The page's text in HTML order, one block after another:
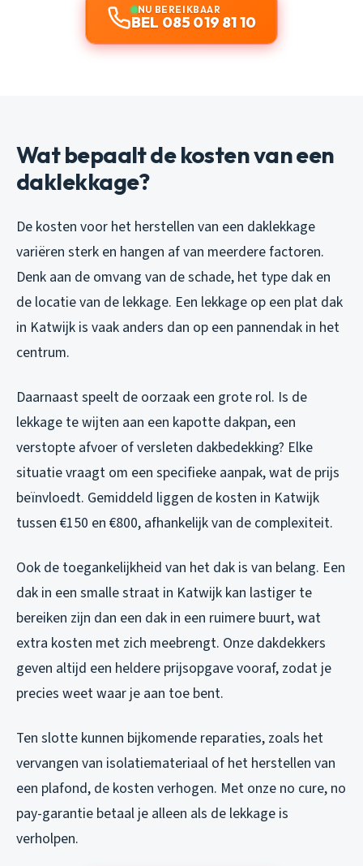
NU BEREIKBAAR
BEL 085 019 81 10
Wat bepaalt de kosten van een
daklekkage?
De kosten voor het herstellen van een daklekkage
variëren sterk en hangen af van meerdere factoren.
Denk aan de omvang van de schade, het type dak en
de locatie van de lekkage. Een lekkage op een plat dak
in Katwijk is vaak anders dan op een pannendak in het
centrum.
Daarnaast speelt de oorzaak een grote rol. Is de
lekkage te wijten aan een kapotte dakpan, een
verstopte afvoer of versleten dakbedekking? Elke
situatie vraagt om een specifieke aanpak, wat de prijs
beïnvloedt. Gemiddeld liggen de kosten in Katwijk
tussen €150 en €800, afhankelijk van de complexiteit.
Ook de toegankelijkheid van het dak is van belang. Een
dak in een smalle straat in Katwijk kan lastiger te
bereiken zijn dan een dak in een ruimere buurt, wat
extra kosten met zich meebrengt. Onze dakdekkers
geven altijd een heldere prijsopgave vooraf, zodat je
precies weet waar je aan toe bent.
Ten slotte kunnen bijkomende reparaties, zoals het
vervangen van isolatiemateriaal of het herstellen van
een plafond, de kosten verhogen. Met onze no cure, no
pay-garantie betaal je alleen als de lekkage is
verholpen.